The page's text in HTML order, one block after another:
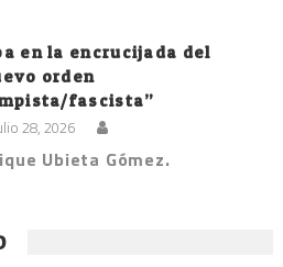
en la encrucijada del
orden
fascista”
28, 2026
Ubieta Gómez.